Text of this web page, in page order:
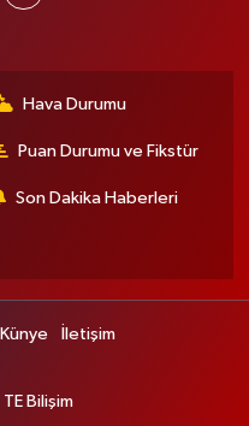
Hava Durumu
Puan Durumu ve Fikstür
Son Dakika Haberleri
Künye İletişim
TE Bilişim